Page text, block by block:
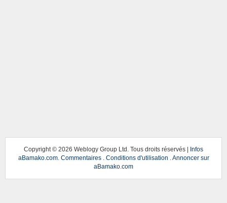
Copyright © 2026 Weblogy Group Ltd. Tous droits réservés |
Infos
aBamako.com. Commentaires. Conditions d'utilisation .Annoncer sur
aBamako.com